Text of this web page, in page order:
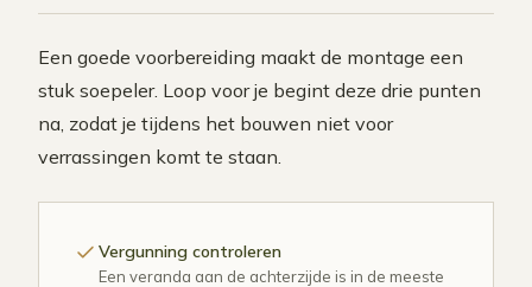
Een goede voorbereiding maakt de montage een
stuk soepeler. Loop voor je begint deze drie punten
na, zodat je tijdens het bouwen niet voor
verrassingen komt te staan.
Vergunning controleren
Een veranda aan de achterzijde is in de meeste